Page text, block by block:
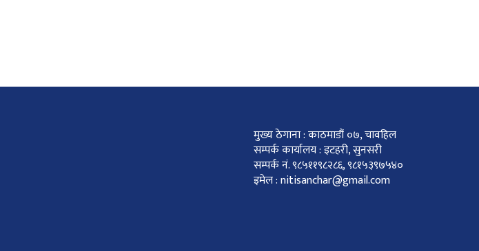
मुख्य ठेगाना : काठमाडौं ०७, चावहिल
सम्पर्क कार्यालय : इटहरी, सुनसरी
सम्पर्क नं. ९८५११९८२८६, ९८१५३९७५४०
इमेल : nitisanchar@gmail.com